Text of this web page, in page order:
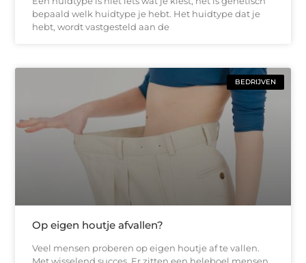
bepaald welk huidtype je hebt. Het huidtype dat je
hebt, wordt vastgesteld aan de
BEDRIJVEN
Op eigen houtje afvallen?
Veel mensen proberen op eigen houtje af te vallen.